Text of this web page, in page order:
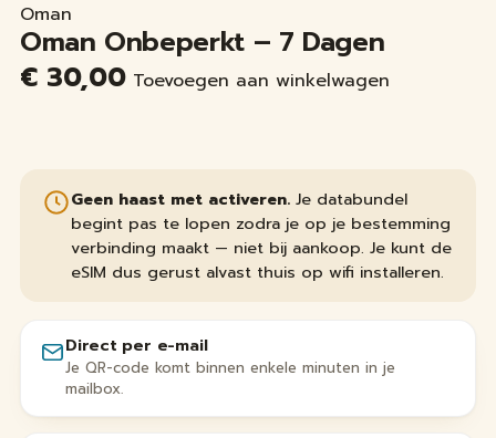
Oman
Oman Onbeperkt – 7 Dagen
€ 30,00 Toevoegen aan winkelwagen
Geen haast met activeren. Je databundel
begint pas te lopen zodra je op je bestemming
verbinding maakt — niet bij aankoop. Je kunt de
eSIM dus gerust alvast thuis op wifi installeren.
Direct per e-mail
Je QR-code komt binnen enkele minuten in je
mailbox.